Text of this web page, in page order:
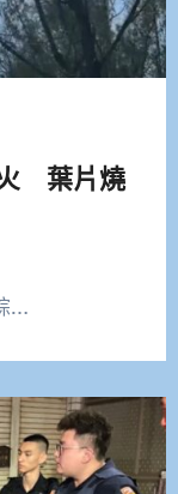
葉片燒
…